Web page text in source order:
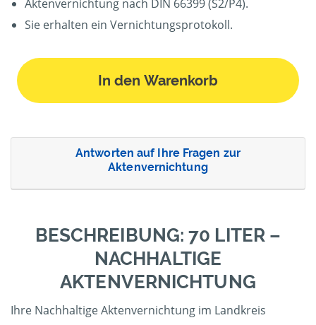
Aktenvernichtung nach DIN 66399 (S2/P4).
Sie erhalten ein Vernichtungsprotokoll.
In den Warenkorb
Antworten auf Ihre Fragen zur
Aktenvernichtung
BESCHREIBUNG: 70 LITER –
NACHHALTIGE
AKTENVERNICHTUNG
Ihre Nachhaltige Aktenvernichtung im Landkreis